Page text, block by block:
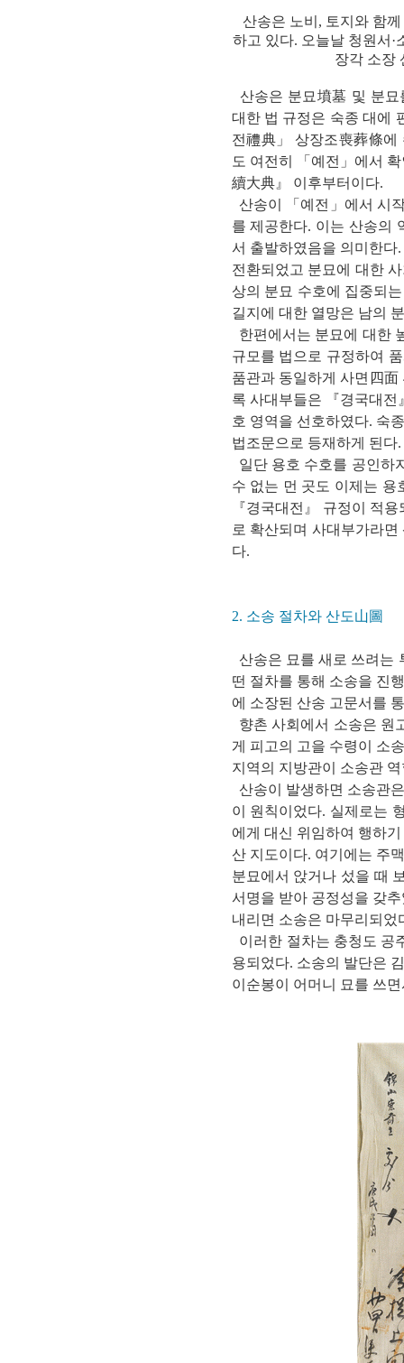
산송은 노비, 토지와 함
하고 있다. 오늘날 청원서
장각 소장
산송은 분묘墳墓 및 분묘
대한 법 규정은 숙종 대에
전禮典」 상장조喪葬條에
도 여전히 「예전」에서
續大典』 이후부터이다.
산송이 「예전」에서 시
를 제공한다. 이는 산송의
서 출발하였음을 의미한다
전환되었고 분묘에 대한
상의 분묘 수호에 집중되
길지에 대한 열망은 남의
한편에서는 분묘에 대한
규모를 법으로 규정하여
품관과 동일하게 사면四面
록 사대부들은 『경국대
호 영역을 선호하였다. 숙
법조문으로 등재하게 된다.
일단 용호 수호를 공인하
수 없는 먼 곳도 이제는
『경국대전』 규정이 적
로 확산되며 사대부가라
다.
2. 소송 절차와 산도山圖
산송은 묘를 새로 쓰려는
떤 절차를 통해 소송을 진
에 소장된 산송 고문서를
향촌 사회에서 소송은 원
게 피고의 고을 수령이 소
지역의 지방관이 소송관
산송이 발생하면 소송관
이 원칙이었다. 실제로는
에게 대신 위임하여 행하
산 지도이다. 여기에는 주
분묘에서 앉거나 섰을 때
서명을 받아 공정성을 갖
내리면 소송은 마무리되었
이러한 절차는 충청도 공
용되었다. 소송의 발단은
이순봉이 어머니 묘를 쓰